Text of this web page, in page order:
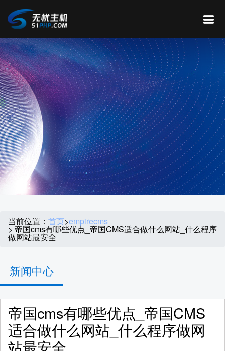
当前位置： 首页>empirecms
> 帝国cms有哪些优点_帝国CMS适合做什么网站_什么程序
做网站最安全
新闻中心
帝国cms有哪些优点_帝国CMS
适合做什么网站_什么程序做网
站最安全